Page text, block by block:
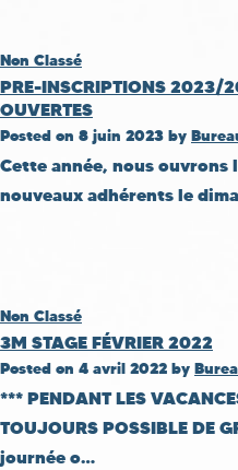
Non Classé
PRE-INSCRIPTIONS 2023/
OUVERTES
Posted on 8 juin 2023 by
Cette année, nous
nouveaux adhérents le
Non Classé
3M STAGE FÉVRIER 2022
Posted on 4 avril 2022 by
*** PENDANT LES
TOUJOURS POSSIBLE DE
journée o…